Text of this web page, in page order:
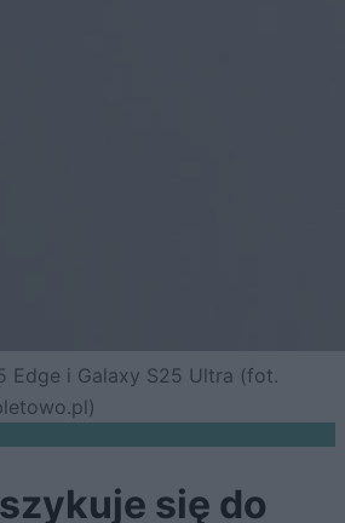
Edge i Galaxy S25 Ultra (fot.
się do